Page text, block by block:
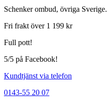
Schenker ombud, övriga Sverige.
Fri frakt över 1 199 kr
Full pott!
5/5 på Facebook!
Kundtjänst via telefon
0143-55 20 07